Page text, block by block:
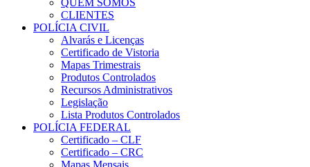
QUEM SOMOS
CLIENTES
POLÍCIA CIVIL
Alvarás e Licenças
Certificado de Vistoria
Mapas Trimestrais
Produtos Controlados
Recursos Administrativos
Legislação
Lista Produtos Controlados
POLÍCIA FEDERAL
Certificado – CLF
Certificado – CRC
Mapas Mensais